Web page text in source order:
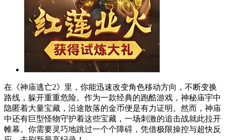
在《神庙逃亡2》里，你能迅速改变角色移动方向，不断变换
路线，躲开重重危险。作为一款经典的跑酷游戏，神秘庙宇中
隐匿着大量宝藏，沿途散落的金币便是有力证明。然而，神庙
中还有巨型怪物守护着这些宝藏，一场刺激的追击战就此拉开
帷幕。你需要灵巧地跳过一个个障碍，凭借极限操控与超快反